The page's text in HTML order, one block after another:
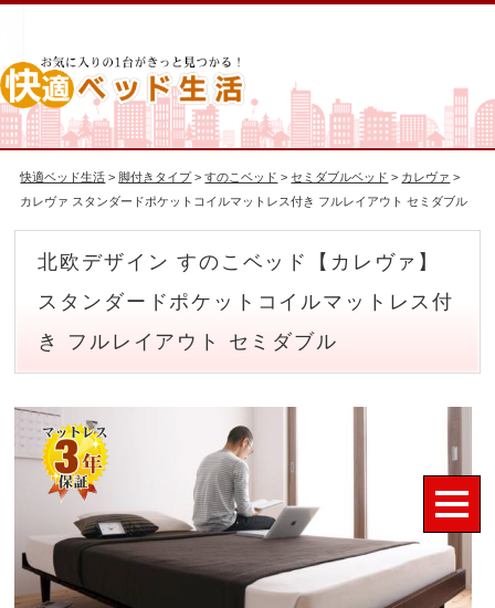
快適ベッド生活 > 脚付きタイプ >すのこベッド >セミダブルベッド > カレヴァ >
カレヴァ スタンダードポケットコイルマットレス付き フルレイアウト セミダブル
北欧デザイン すのこベッド【カレヴァ】
スタンダードポケットコイルマットレス付
き フルレイアウト セミダブル